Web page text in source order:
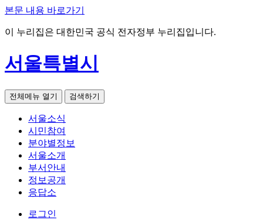
본문 내용 바로가기
이 누리집은 대한민국 공식 전자정부 누리집입니다.
서울특별시
전체메뉴 열기 검색하기
서울소식
시민참여
분야별정보
서울소개
부서안내
정보공개
응답소
로그인